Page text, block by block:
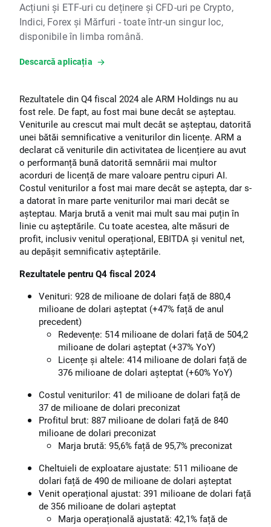
Acțiuni și ETF-uri cu deținere și CFD-uri pe Crypto,
Indici, Forex și Mărfuri - toate într-un singur loc,
disponibile în limba română.
Descarcă aplicația
Rezultatele din Q4 fiscal 2024 ale ARM Holdings nu au
fost rele. De fapt, au fost mai bune decât se așteptau.
Veniturile au crescut mai mult decât se așteptau, datorită
unei bătăi semnificative a veniturilor din licențe. ARM a
declarat că veniturile din activitatea de licențiere au avut
o performanță bună datorită semnării mai multor
acorduri de licență de mare valoare pentru cipuri AI.
Costul veniturilor a fost mai mare decât se aștepta, dar s-
a datorat în mare parte veniturilor mai mari decât se
așteptau. Marja brută a venit mai mult sau mai puțin în
linie cu așteptările. Cu toate acestea, alte măsuri de
profit, inclusiv venitul operațional, EBITDA și venitul net,
au depășit semnificativ așteptările.
Rezultatele pentru Q4 fiscal 2024
Venituri: 928 de milioane de dolari față de 880,4
milioane de dolari așteptat (+47% față de anul
precedent)
Redevențe: 514 milioane de dolari față de 504,2
milioane de dolari așteptat (+37% YoY)
Licențe și altele: 414 milioane de dolari față de
376 milioane de dolari așteptat (+60% YoY)
Costul veniturilor: 41 de milioane de dolari față de
37 de milioane de dolari preconizat
Profitul brut: 887 milioane de dolari față de 840
milioane de dolari preconizat
Marja brută: 95,6% față de 95,7% preconizat
Cheltuieli de exploatare ajustate: 511 milioane de
dolari față de 490 de milioane de dolari așteptat
Venit operațional ajustat: 391 milioane de dolari față
de 356 milioane de dolari așteptat
Marja operațională ajustată: 42,1% față de